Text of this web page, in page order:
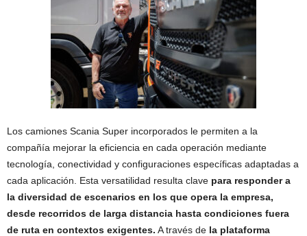
Los camiones Scania Super incorporados le permiten a la
compañía mejorar la eficiencia en cada operación mediante
tecnología, conectividad y configuraciones específicas adaptadas a
cada aplicación. Esta versatilidad resulta clave para responder a
la diversidad de escenarios en los que opera la empresa,
desde recorridos de larga distancia hasta condiciones fuera
de ruta en contextos exigentes. A través de la plataforma